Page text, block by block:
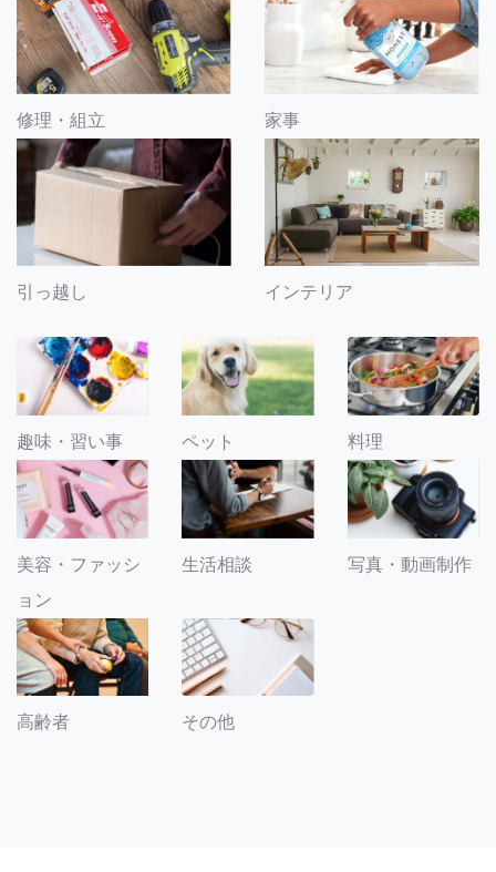
修理・組立 家事
引っ越し インテリア
趣味・習い事 ペット 料理
美容・ファッシ
ョン
生活相談 写真・動画制作
高齢者 その他